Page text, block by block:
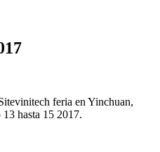
feria en Yinchuan,
hasta 15 2017.